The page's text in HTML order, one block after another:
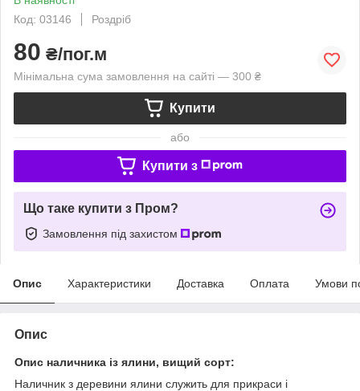
Код: 03146
Роздріб
80 ₴/пог.м
Мінімальна сума замовлення на сайті — 300 ₴
Купити
або
Купити з
Що таке купити з Пром?
Замовлення під захистом
Опис Характеристики Доставка Оплата Умови
Опис
Опис наличника із ялини, вищий сорт:
Наличник з деревини ялини служить для прикраси і